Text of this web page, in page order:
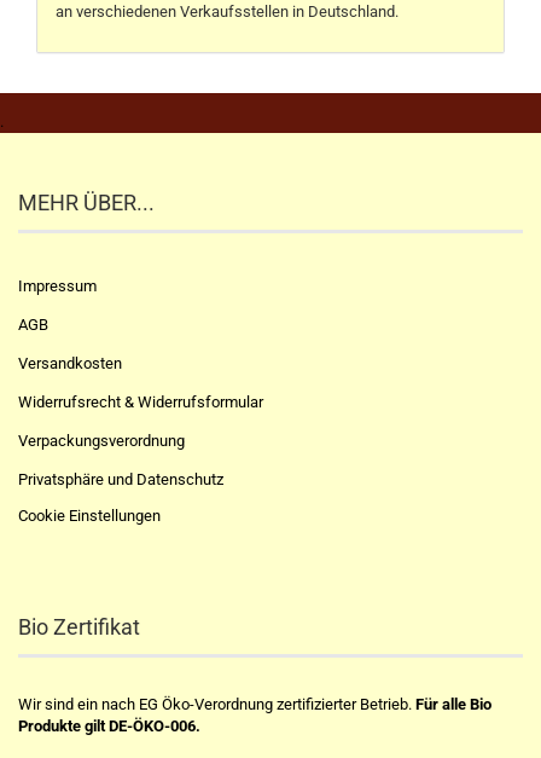
an verschiedenen Verkaufsstellen in Deutschland.
.
MEHR ÜBER...
Impressum
AGB
Versandkosten
Widerrufsrecht & Widerrufsformular
Verpackungsverordnung
Privatsphäre und Datenschutz
Cookie Einstellungen
Bio Zertifikat
Wir sind ein nach EG Öko-Verordnung zertifizierter Betrieb. Für alle Bio
Produkte gilt DE-ÖKO-006.